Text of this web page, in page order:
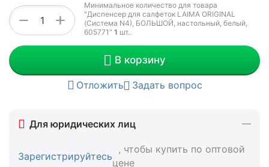
+
−
Минимальное количество для товара
"Диспенсер для салфеток LAIMA ORIGINAL
(Система N4), БОЛЬШОЙ, настольный, белый,
605771" 1 шт..
В корзину
Отложить Задать вопрос
Для юридических лиц
Зарегистрируйтесь
, чтобы купить по оптовой
цене